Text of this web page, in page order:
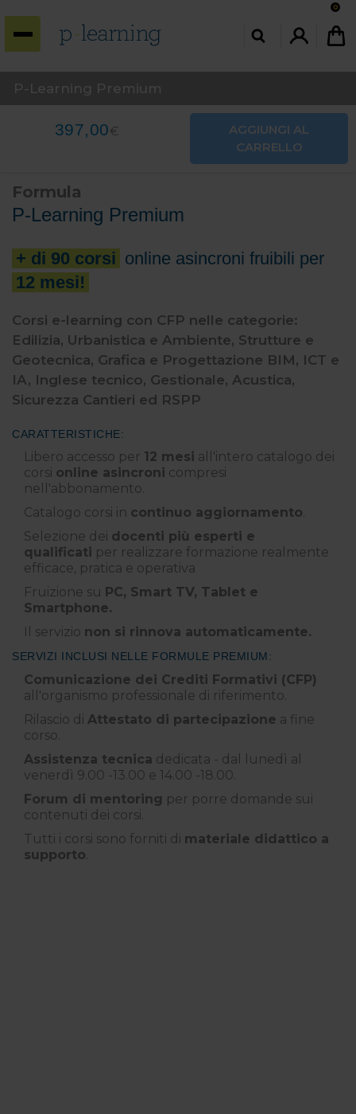
INDIETRO
Corsi con CFP
Corsi con CFP per Architetti
Corsi con CFP per Geometri
Corsi con CFP per Ingegneri
Corsi con CFP per Periti
INDIETRO
I nostri corsi
Tutti i corsi
Comunicazione e Soft Skills
Edilizia, Urbanistica e
Ambiente
Energia e Impianti
Gestionale, pianificazione e
controllo
Grafica e Progettazione BIM
ICT, AI e Digital
Transformation
Lingue straniere
Sicurezza Cantieri
Strutture e Geotecnica
Termografia
INDIETRO
P-Learning
Chi siamo
0
P-Learning Premium
397,00€
AGGIUNGI AL
CARRELLO
Formula
P-Learning Premium
+ di 90 corsi online asincroni fruibili per
12 mesi!
Corsi e-learning con CFP nelle categorie:
Edilizia, Urbanistica e Ambiente, Strutture e
Geotecnica, Grafica e Progettazione BIM, ICT e
IA, Inglese tecnico, Gestionale, Acustica,
Sicurezza Cantieri ed RSPP
CARATTERISTICHE:
Libero accesso per 12 mesi all'intero catalogo dei
corsi online asincroni compresi
nell'abbonamento.
Catalogo corsi in continuo aggiornamento.
Selezione dei docenti più esperti e
qualificati per realizzare formazione realmente
efficace, pratica e operativa
Fruizione su PC, Smart TV, Tablet e
Smartphone.
Il servizio non si rinnova automaticamente.
SERVIZI INCLUSI NELLE FORMULE PREMIUM:
Comunicazione dei Crediti Formativi (CFP)
all'organismo professionale di riferimento.
Rilascio di Attestato di partecipazione a fine
corso.
Assistenza tecnica dedicata - dal lunedì al
venerdì 9.00 -13.00 e 14.00 -18.00.
Forum di mentoring per porre domande sui
contenuti dei corsi.
Tutti i corsi sono forniti di materiale didattico a
supporto.